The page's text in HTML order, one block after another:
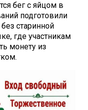
бег с яйцом в
подготовили
старинной
где участникам
монету из